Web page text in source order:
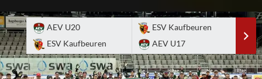
to
content
AEV U20
ESV Kaufbeuren
ESV Kaufbeuren
AEV U17